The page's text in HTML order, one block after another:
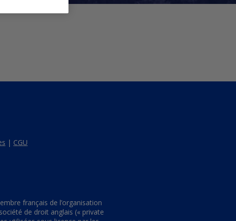
| CGU
français de l’organisation
de droit anglais (« private